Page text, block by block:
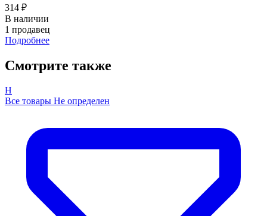
314 ₽
В наличии
1 продавец
Подробнее
Смотрите также
Н
Все товары Не определен